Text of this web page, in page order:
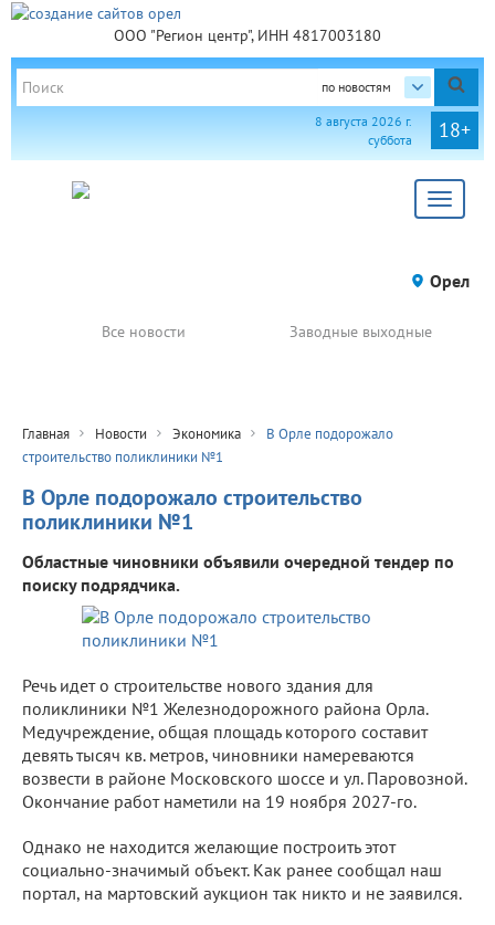
ООО "Регион центр", ИНН 4817003180
по новостям
18+
8 августа 2026 г.
суббота
Toggle
Орел
Все новости Заводные выходные
Главная Новости Экономика
В Орле подорожало
строительство поликлиники №1
В Орле подорожало строительство
поликлиники №1
Областные чиновники объявили очередной тендер по
поиску подрядчика.
Речь идет о строительстве нового здания для
поликлиники №1 Железнодорожного района Орла.
Медучреждение, общая площадь которого составит
девять тысяч кв. метров, чиновники намереваются
возвести в районе Московского шоссе и ул. Паровозной.
Окончание работ наметили на 19 ноября 2027-го.
Однако не находится желающие построить этот
социально-значимый объект. Как ранее сообщал наш
портал, на мартовский аукцион так никто и не заявился.